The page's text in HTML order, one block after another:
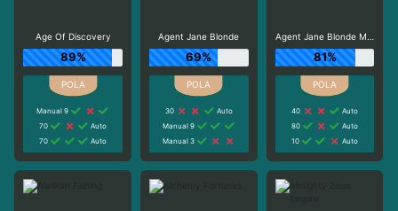
Age Of Discovery
89%
Manual 9
70
Auto
70
Auto
Agent Jane Blonde
69%
30
Auto
Manual 9
Manual 3
Agent Jane Blonde Max Volume
81%
40
Auto
80
Auto
10
Auto